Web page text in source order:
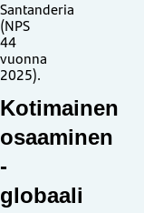
Santanderia
(NPS
44
vuonna
2025).
Kotimainen
osaaminen
-
globaali